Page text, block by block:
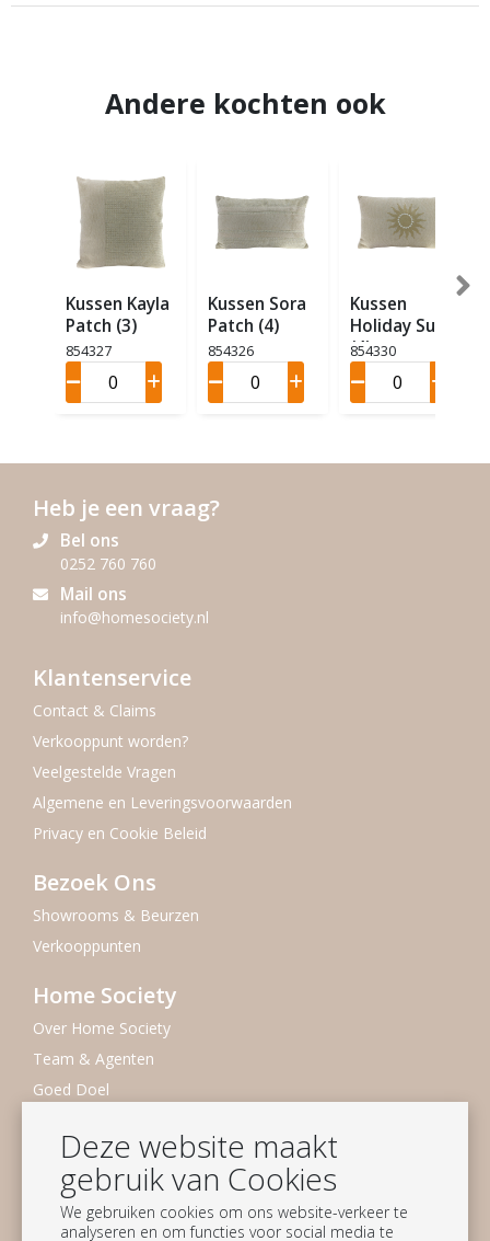
Deze website maakt
gebruik van Cookies
We gebruiken cookies om ons website-verkeer te
analyseren en om functies voor social media te
Andere kochten ook
Kussen Kayla
Patch (3)
854327
Kussen Sora
Patch (4)
854326
Kussen
Holiday Sun
(4)
854330
Heb je een vraag?
Bel ons
0252 760 760
Mail ons
info@homesociety.nl
Klantenservice
Contact & Claims
Verkooppunt worden?
Veelgestelde Vragen
Algemene en Leveringsvoorwaarden
Privacy en Cookie Beleid
Bezoek Ons
Showrooms & Beurzen
Verkooppunten
Home Society
Over Home Society
Team & Agenten
Goed Doel
Vacatures
Nieuwsbrief